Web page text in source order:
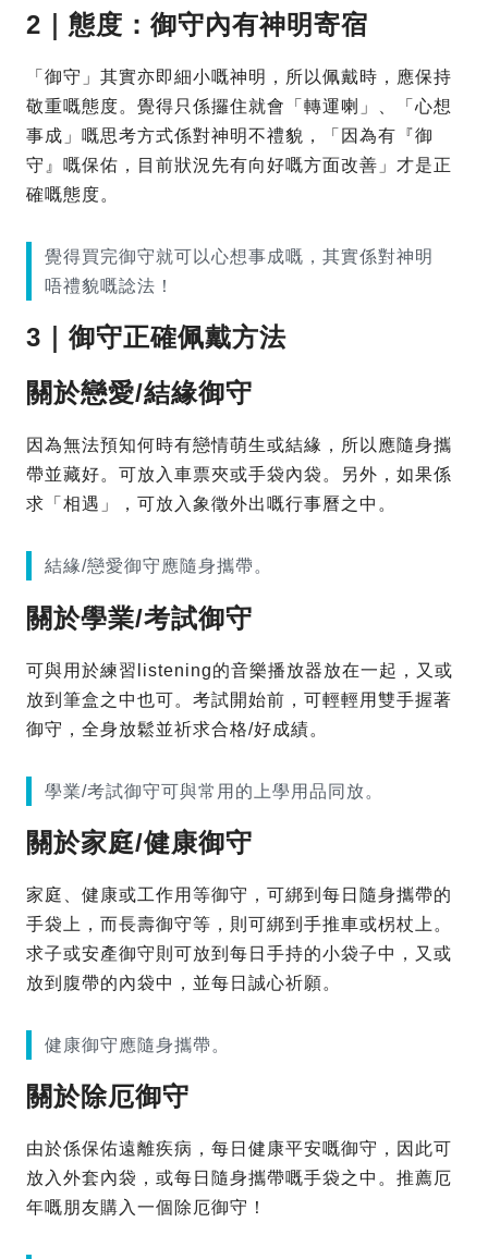
2｜態度：御守內有神明寄宿
「御守」其實亦即細小嘅神明，所以佩戴時，應保持
敬重嘅態度。覺得只係攞住就會「轉運喇」、「心想
事成」嘅思考方式係對神明不禮貌，「因為有『御
守』嘅保佑，目前狀況先有向好嘅方面改善」才是正
確嘅態度。
覺得買完御守就可以心想事成嘅，其實係對神明
唔禮貌嘅諗法！
3｜御守正確佩戴方法
關於戀愛/結緣御守
因為無法預知何時有戀情萌生或結緣，所以應隨身攜
帶並藏好。可放入車票夾或手袋內袋。另外，如果係
求「相遇」，可放入象徵外出嘅行事曆之中。
結緣/戀愛御守應隨身攜帶。
關於學業/考試御守
可與用於練習listening的音樂播放器放在一起，又或
放到筆盒之中也可。考試開始前，可輕輕用雙手握著
御守，全身放鬆並祈求合格/好成績。
學業/考試御守可與常用的上學用品同放。
關於家庭/健康御守
家庭、健康或工作用等御守，可綁到每日隨身攜帶的
手袋上，而長壽御守等，則可綁到手推車或柺杖上。
求子或安產御守則可放到每日手持的小袋子中，又或
放到腹帶的內袋中，並每日誠心祈願。
健康御守應隨身攜帶。
關於除厄御守
由於係保佑遠離疾病，每日健康平安嘅御守，因此可
放入外套內袋，或每日隨身攜帶嘅手袋之中。推薦厄
年嘅朋友購入一個除厄御守！